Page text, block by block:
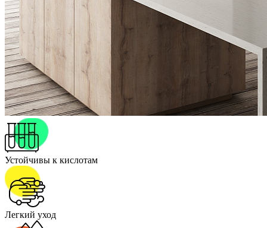
Устойчивы к кислотам
Легкий уход